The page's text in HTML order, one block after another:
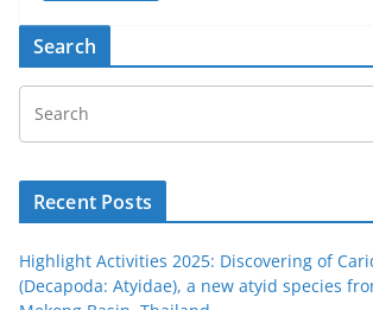
Search
Recent Posts
Highlight Activities 2025: Discovering of
(Decapoda: Atyidae), a new atyid species